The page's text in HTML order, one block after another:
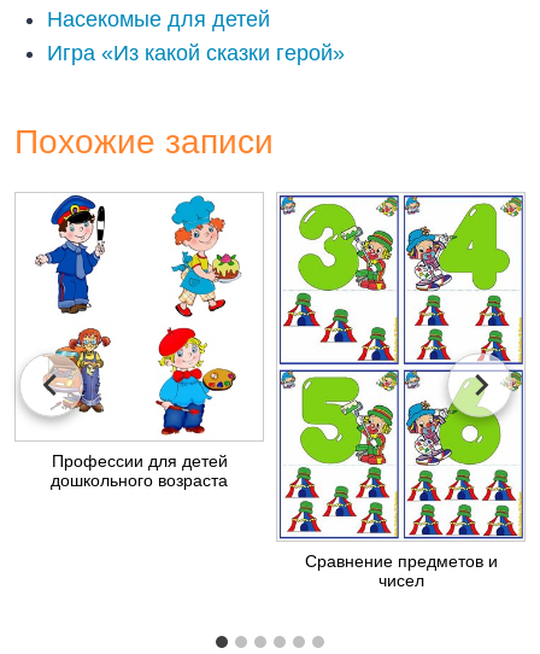
Насекомые для детей
Игра «Из какой сказки герой»
Похожие записи
Профессии для детей
дошкольного возраста
Сравнение предметов и
чисел